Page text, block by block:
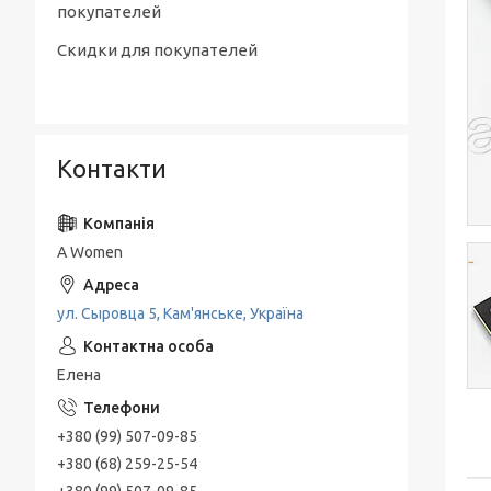
покупателей
Скидки для покупателей
Контакти
A Women
ул. Сыровца 5, Кам'янське, Україна
Елена
+380 (99) 507-09-85
+380 (68) 259-25-54